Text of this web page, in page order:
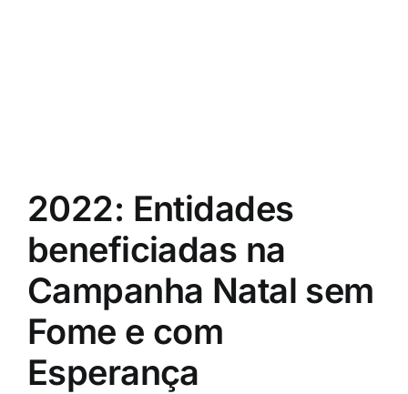
2022: Entidades
beneficiadas na
Campanha Natal sem
Fome e com
Esperança